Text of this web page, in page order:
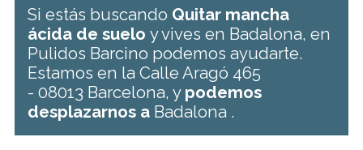
Si estás buscando Quitar mancha
ácida de sueloy vives en Badalona, en
Pulidos Barcino podemos ayudarte.
Estamos en la Calle Aragó 465
- 08013 Barcelona, y podemos
desplazarnos a Badalona .